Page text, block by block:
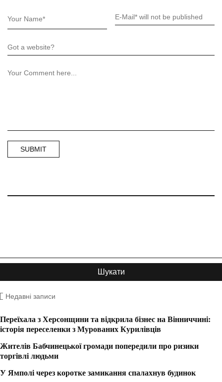
Недавні записи
Переїхала з Херсонщини та відкрила бізнес на Вінниччині:
історія переселенки з Мурованих Курилівців
Жителів Бабчинецької громади попередили про ризики
торгівлі людьми
У Ямполі через коротке замикання спалахнув будинок